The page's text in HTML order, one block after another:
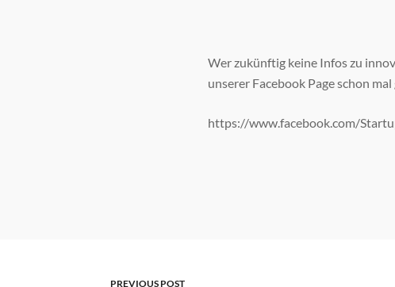
Wer zukünftig keine Infos zu
unserer Facebook Page schon
https://www.facebook.com/
PREVIOUS POST